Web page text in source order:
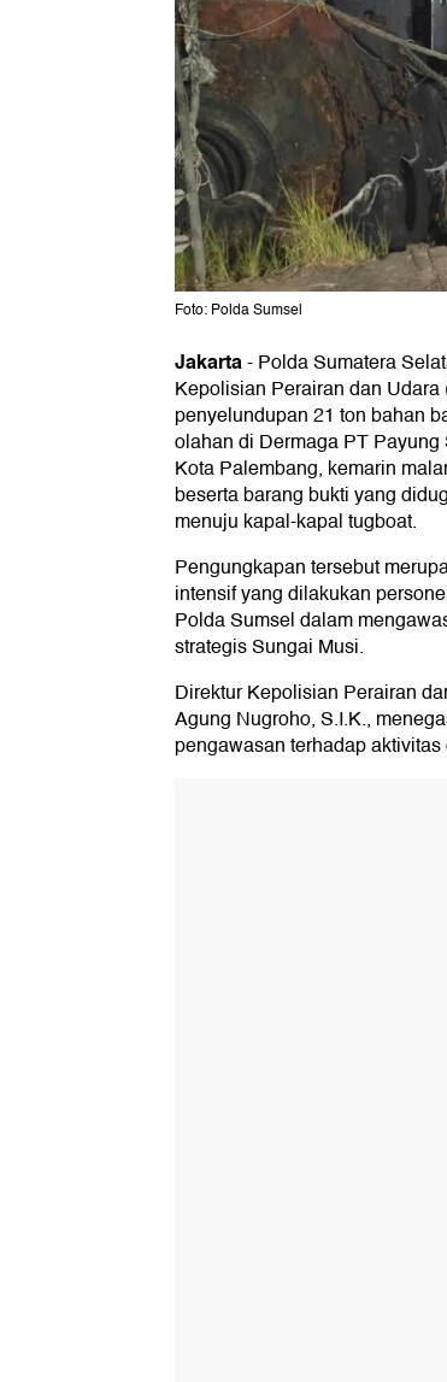
Foto: Polda Sumsel
Jakarta-Polda Sumatera
Kepolisian Perairan dan
penyelundupan 21 ton bahan
olahan di Dermaga PT
Kota Palembang, kemarin
beserta barang bukti yang
menuju kapal-kapal tugboat.
Pengungkapan tersebut
intensif yang dilakukan
Polda Sumsel dalam
strategis Sungai Musi.
Direktur Kepolisian Perairan
Agung Nugroho, S.I.K.,
pengawasan terhadap